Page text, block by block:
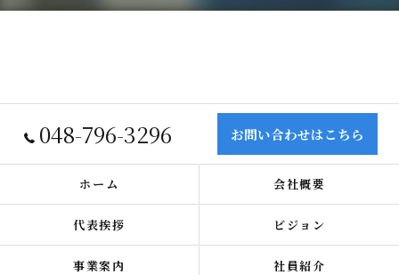
048-796-3296 お問い合わせはこちら
ホーム 会社概要
代表挨拶 ビジョン
事業案内 社員紹介